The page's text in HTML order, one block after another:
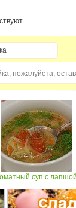
пожалуйста,
суп с лапшой